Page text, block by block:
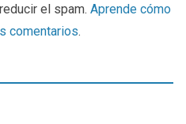
el spam. Aprende cómo
comentarios.